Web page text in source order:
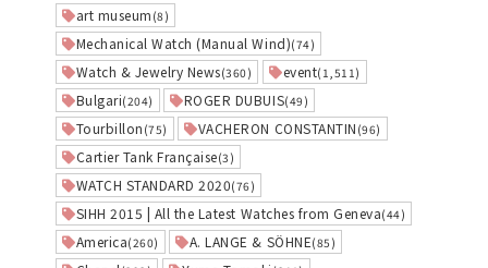
art museum (8)
Mechanical Watch (Manual Wind)(74)
Watch & Jewelry News(360) event(1,511)
Bulgari(204) ROGER DUBUIS(49)
Tourbillon (75) VACHERON CONSTANTIN (96)
Cartier Tank Française(3)
WATCH STANDARD 2020(76)
SIHH 2015 | All the Latest Watches from Geneva(44)
America(260) A. LANGE & SÖHNE(85)